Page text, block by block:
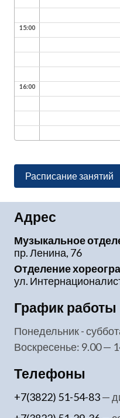
15:00
16:00
Расписание занятий
Адрес
Музыкальное
пр. Ленина, 76
Отделение
ул.
График работы
понедельник -
воскресенье: 9.00 —
Телефоны
+7(3822) 51-54-83—